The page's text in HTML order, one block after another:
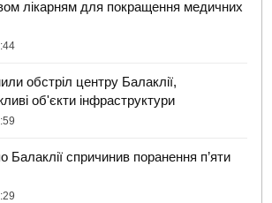
лікарням для покращення медичних
обстріл центру Балаклії,
об'єкти інфраструктури
Балаклії спричинив поранення п’яти